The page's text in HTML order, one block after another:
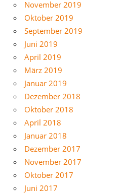
November 2019
Oktober 2019
September 2019
Juni 2019
April 2019
März 2019
Januar 2019
Dezember 2018
Oktober 2018
April 2018
Januar 2018
Dezember 2017
November 2017
Oktober 2017
Juni 2017